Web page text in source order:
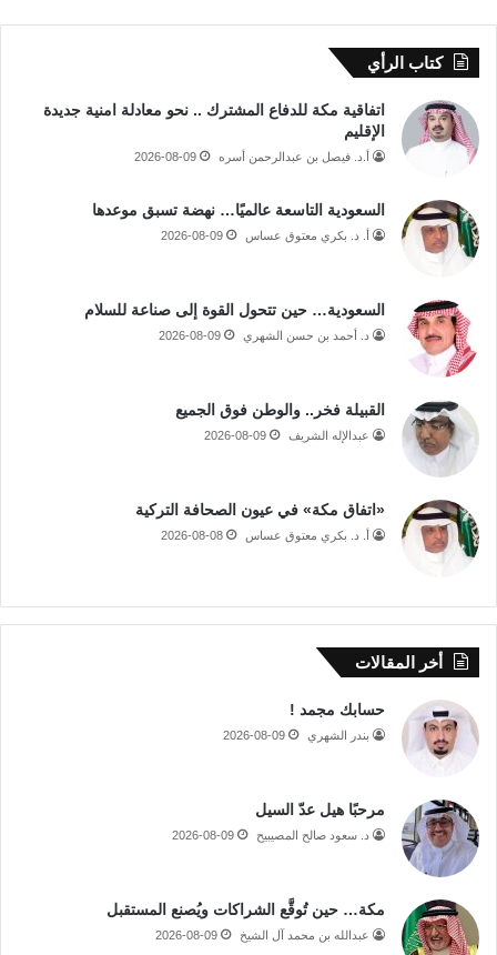
كتاب الرأي
اتفاقية مكة للدفاع المشترك .. نحو معادلة امنية جديدة
الإقليم
أ.د. فيصل بن عبدالرحمن أسره 2026-08-09
السعودية التاسعة عالميًا… نهضة تسبق موعدها
أ. د. بكري معتوق عساس 2026-08-09
السعودية… حين تتحول القوة إلى صناعة للسلام
د. أحمد بن حسن الشهري 2026-08-09
القبيلة فخر.. والوطن فوق الجميع
عبدالإله الشريف 2026-08-09
«اتفاق مكة» في عيون الصحافة التركية
أ. د. بكري معتوق عساس 2026-08-08
أخر المقالات
حسابك مجمد !
بندر الشهري 2026-08-09
مرحبًا هيل عدّ السيل
د. سعود صالح المصيبيح 2026-08-09
مكة… حين تُوقَّع الشراكات ويُصنع المستقبل
عبدالله بن محمد آل الشيخ 2026-08-09